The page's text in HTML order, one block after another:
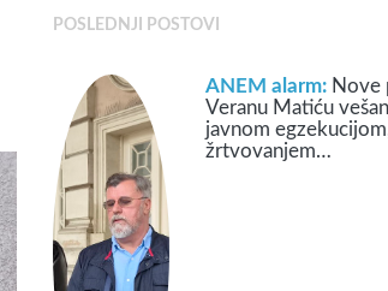
POSLEDNJI POSTOVI
ANEM alarm: Nove
Veranu Matiću
javnom
žrtvovanjem…